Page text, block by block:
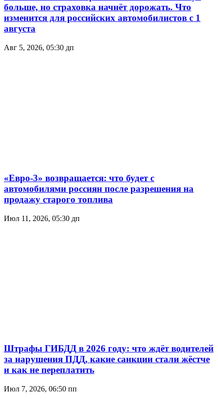
больше, но страховка начнёт дорожать. Что
изменится для российских автомобилистов с 1
августа
Авг 5, 2026, 05:30 дп
«Евро-3» возвращается: что будет с
автомобилями россиян после разрешения на
продажу старого топлива
Июл 11, 2026, 05:30 дп
Штрафы ГИБДД в 2026 году: что ждёт водителей
за нарушения ПДД, какие санкции стали жёстче
и как не переплатить
Июл 7, 2026, 06:50 пп